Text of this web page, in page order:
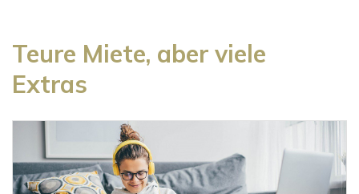
Teure Miete, aber viele
Extras